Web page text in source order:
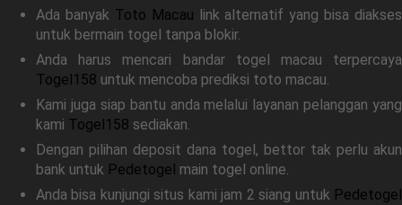
Ada banyak Toto Macau link alternatif yang bisa diakses
untuk bermain togel tanpa blokir.
Anda harus mencari bandar togel macau terpercaya
Togel158 untuk mencoba prediksi toto macau.
Kami juga siap bantu anda melalui layanan pelanggan yang
kami Togel158 sediakan.
Dengan pilihan deposit dana togel, bettor tak perlu akun
bank untuk Pedetogel main togel online.
Anda bisa kunjungi situs kami jam 2 siang untuk Pedetogel